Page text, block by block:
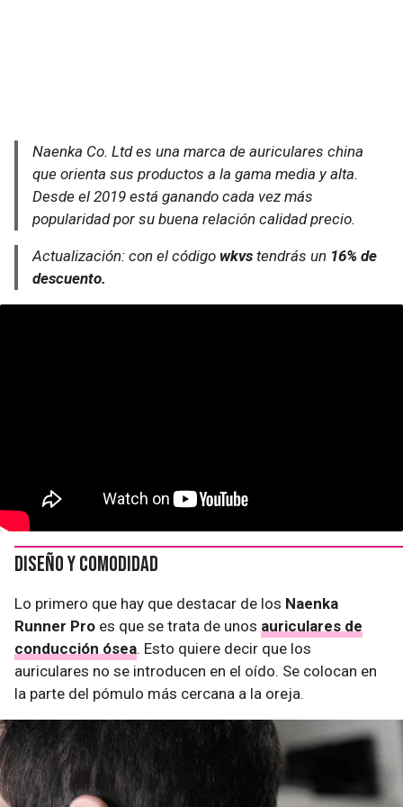
Naenka Co. Ltd es una marca de auriculares china
que orienta sus productos a la gama media y alta.
Desde el 2019 está ganando cada vez más
popularidad por su buena relación calidad precio.
Actualización: con el código wkvs tendrás un 16% de
descuento.
Diseño y comodidad
Lo primero que hay que destacar de los Naenka
Runner Pro es que se trata de unos auriculares de
conducción ósea. Esto quiere decir que los
auriculares no se introducen en el oído. Se colocan en
la parte del pómulo más cercana a la oreja.